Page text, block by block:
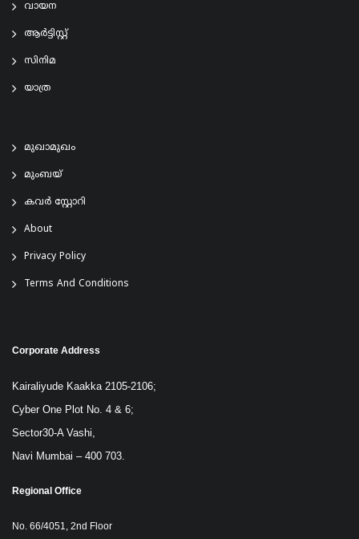
വായന
ആര്‍ട്ടിസ്റ്റ്
സിനിമ
യാത്ര
മുഖാമുഖം
മുംബയ്
കവർ സ്റ്റോറി
About
Privacy Policy
Terms And Conditions
Corporate Address
Kairaliyude Kaakka 2105-2106;
Cyber One Plot No. 4 & 6;
Sector30-A Vashi,
Navi Mumbai – 400 703.
Regional Office
No. 66/4051, 2nd Floor